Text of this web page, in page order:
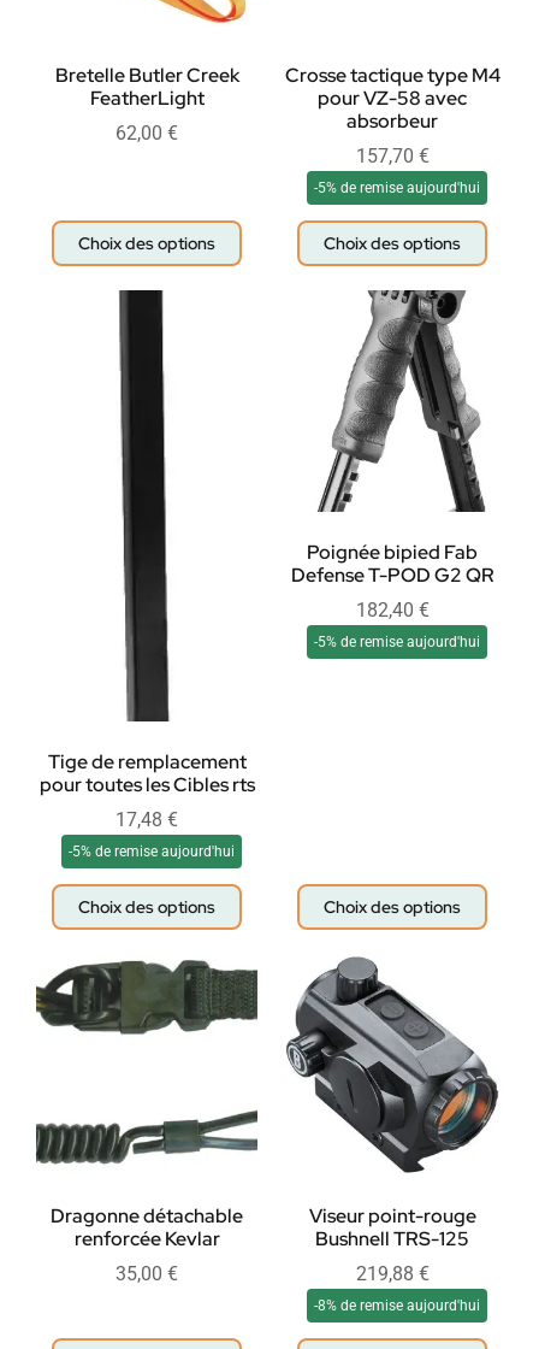
Bretelle Butler Creek
FeatherLight
62,00 €
Choix des options
Crosse tactique type M4
pour VZ-58 avec
absorbeur
157,70 €
-5% de remise aujourd'hui
Choix des options
Tige de remplacement
pour toutes les Cibles rts
17,48 €
-5% de remise aujourd'hui
Choix des options
Poignée bipied Fab
Defense T-POD G2 QR
182,40 €
-5% de remise aujourd'hui
Choix des options
Dragonne détachable
renforcée Kevlar
35,00 €
Viseur point-rouge
Bushnell TRS-125
219,88 €
-8% de remise aujourd'hui